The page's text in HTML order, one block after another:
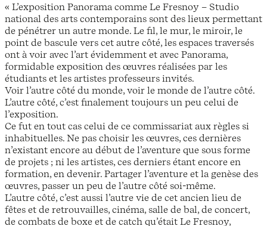
« L’exposition Panorama comme Le Fresnoy – Studio
national des arts contemporains sont des lieux permettant
de pénétrer un autre monde. Le fil, le mur, le miroir, le
point de bascule vers cet autre côté, les espaces traversés
ont à voir avec l’art évidemment et avec Panorama,
formidable exposition des œuvres réalisées par les
étudiants et les artistes professeurs invités.
Voir l’autre côté du monde, voir le monde de l’autre côté.
L’autre côté, c’est finalement toujours un peu celui de
l’exposition.
Ce fut en tout cas celui de ce commissariat aux règles si
inhabituelles. Ne pas choisir les œuvres, ces dernières
n’existant encore au début de l’aventure que sous forme
de projets ; ni les artistes, ces derniers étant encore en
formation, en devenir. Partager l’aventure et la genèse des
œuvres, passer un peu de l’autre côté soi-même.
L’autre côté, c’est aussi l’autre vie de cet ancien lieu de
fêtes et de retrouvailles, cinéma, salle de bal, de concert,
de combats de boxe et de catch qu’était Le Fresnoy,